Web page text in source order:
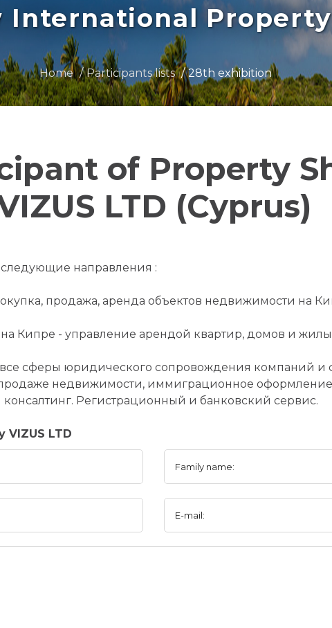
International
Home Participants lists 28th exhibition
of Property
LTD (Cyprus)
направления :
продажа, аренда объектов недвижимости на
Кипре - управление арендой квартир, домов и
сферы юридического сопровождения компаний и
недвижимости, иммиграционное
Регистрационный и банковский сервис.
VIZUS LTD
Family name:
E-mail: